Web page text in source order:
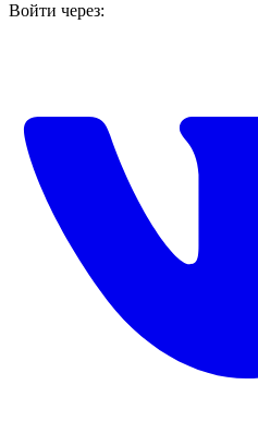
Войти через: